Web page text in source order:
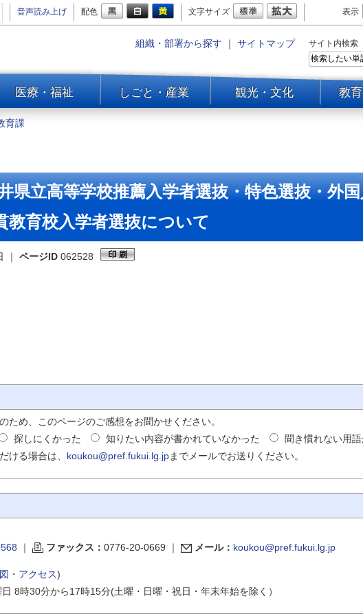
音声読み上げ 配色 文字サイズ 表示
組織・部署から探す ｜ サイトマップ サイト内検索
一覧
医療・福祉 しごと・産業 観光・文化 教
サ
育課
県立高等学校推薦入学者選抜・特色選抜・外
教育校入学者選抜について
｜ ページID 062528
ため、このページのご感想をお聞かせください。
探しにくかった 知りたい内容が書かれていなかった
聞き慣れない用
ける場合は、 koukou@pref.fukui.lg.jpまでメールでお送りください。
｜ ファックス： 0776-20-0669 ｜ メール： koukou@pref.fukui.lg.jp
・アクセス)
8時30分から17時15分(土曜・日曜・祝日・年末年始を除く）